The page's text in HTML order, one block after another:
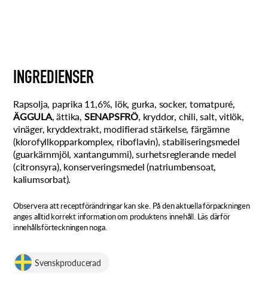
INGREDIENSER
Rapsolja, paprika 11,6%, lök, gurka, socker, tomatpuré,
ÄGGULA, ättika, SENAPSFRÖ, kryddor, chili, salt, vitlök,
vinäger, kryddextrakt, modifierad stärkelse, färgämne
(klorofyllkopparkomplex, riboflavin), stabiliseringsmedel
(guarkärnmjöl, xantangummi), surhetsreglerande medel
(citronsyra), konserveringsmedel (natriumbensoat,
kaliumsorbat).
Observera att receptförändringar kan ske. På den aktuella förpackningen
anges alltid korrekt information om produktens innehåll. Läs därför
innehållsförteckningen noga.
Svenskproducerad